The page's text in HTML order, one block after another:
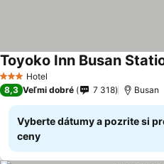
3 Počet hviezdičiek
Hotel
Toyoko Inn Busan
8,3 Veľmi dobré 7 318 Busan
Vyberte dátumy a pozrite si
ceny